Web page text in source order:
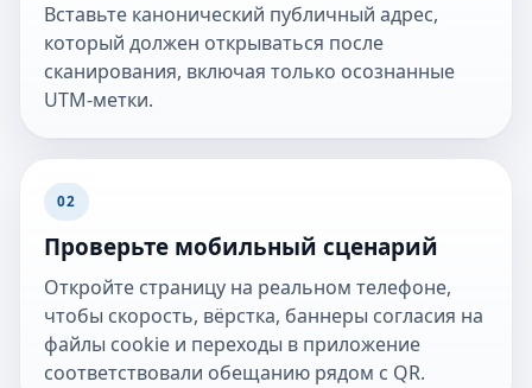
Вставьте канонический публичный адрес,
который должен открываться после
сканирования, включая только осознанные
UTM-метки.
02
Проверьте мобильный сценарий
Откройте страницу на реальном телефоне,
чтобы скорость, вёрстка, баннеры согласия на
файлы cookie и переходы в приложение
соответствовали обещанию рядом с QR.